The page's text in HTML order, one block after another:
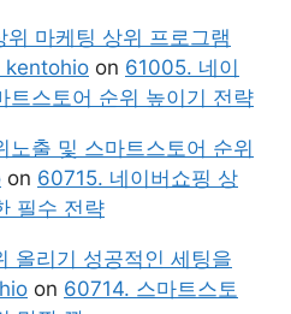
마케팅 상위 프로그램
kentohio on 61005. 네이
트스토어 순위 높이기 전략
출 및 스마트스토어 순위
on 60715. 네이버쇼핑 상
필수 전략
올리기 성공적인 세팅을
on 60714. 스마트스토